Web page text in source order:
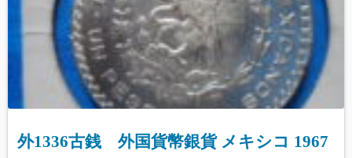
外1336古銭 外国貨幣銀貨 メキシコ 1967